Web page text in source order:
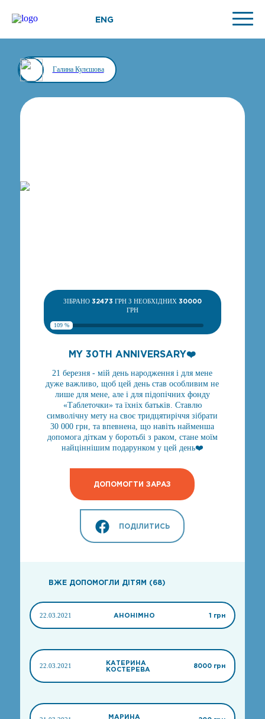
ENG
Галина Кулєшова
ЗІБРАНО 32473 ГРН З НЕОБХІДНИХ 30000
ГРН
109 %
MY 30TH ANNIVERSARY❤️
21 березня - мій день народження і для мене
дуже важливо, щоб цей день став особливим не
лише для мене, але і для підопічних фонду
«Таблеточки» та їхніх батьків. Ставлю
символічну мету на своє тридцятиріччя зібрати
30 000 грн, та впевнена, що навіть найменша
допомога діткам у боротьбі з раком, стане моїм
найціннішим подарунком у цей день❤️
ДОПОМОГТИ ЗАРАЗ
ПОДІЛИТИСЬ
ВЖЕ ДОПОМОГЛИ ДІТЯМ (68)
22.03.2021 АНОНІМНО 1 грн
22.03.2021
КАТЕРИНА
КОСТЕРЕВА
8000 грн
МАРИНА